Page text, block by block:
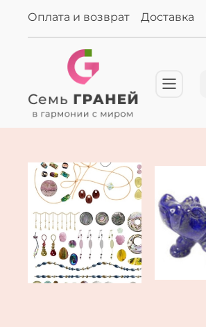
Оплата и возврат Доставка